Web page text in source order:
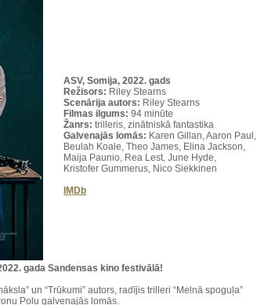
ASV, Somija, 2022. gads
Režisors: Riley Stearns
Scenārija autors: Riley Stearns
Filmas ilgums: 94 minūte
Žanrs: trilleris, zinātniskā fantastika
Galvenajās lomās: Karen Gillan, Aaron Paul,
Beulah Koale, Theo James, Elina Jackson,
Maija Paunio, Rea Lest, June Hyde,
Kristofer Gummerus, Nico Siekkinen
IMDb
gada Sandensas kino festivālā!
un “Trūkumi” autors, radījis trilleri “Melnā spoguļa”
Polu galvenajās lomās.